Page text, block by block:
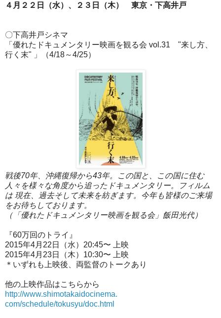
４月２２日（水）、２３日（木） 東京・下高井戸
〇下高井戸シネマ
「優れたドキュメンタリー映画を観る会 vol.31 "来し方、
行く末" 」（4/18～4/25）
戦後70年、沖縄復帰から43年。この国と、
この国に住む
人々を様々な角度から追ったドキュメンタリー。
フィルム
は 現在、過去そして未来を紡ぎます。 今年も皆様のご来場
をお待ちしております。
（「優れたドキュメンタリー映画を観る会」飯田光代）
『60万回のトライ』
2015年4月22日（水）20:45〜 上映
2015年4月23日（木）10:30〜 上映
＊いずれも上映後、両監督のトークあり
他の上映作品はこちらから
http://www.shimotakaidocinema.
com/schedule/tokusyu/doc.html